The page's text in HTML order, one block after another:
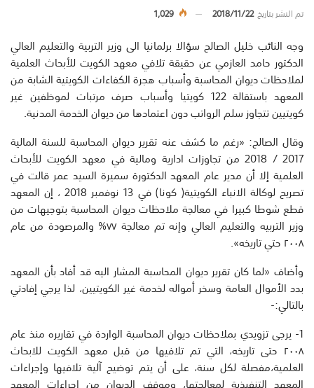
تم النشر بتاريخ2018/11/22
1,029
وجه النائب خليل الصالح سؤالا برلمانيا الى وزير التربية والتعليم العالي
الدكتور حامد العازمي عن حقيقة تلافي معهد الكويت للأبحاث العلمية
لملاحظات ديوان المحاسبة وأسباب هجرة الكفاءات الكويتية الشابة من
المعهد باستقالة 122 كويتيا وأسباب صرف مرتبات لموظفين غير
كويتيين تتجاوز سلم الرواتب دون اعتمادها من ديوان الخدمة المدنية.
وقال الصالح: «رغم ما كشف عنه تقرير ديوان المحاسبة للسنة المالية
2017 / 2018 من تجاوزات ادارية ومالية في معهد الكويت للأبحاث
العلمية إلا أن مدير عام المعهد الدكتورة سميرة السيد عمر قالت في
تصريح لوكالة الانباء الكويتية( كونا) في 13 نوفمبر 2018 ، إن المعهد
قطع شوطا كبيرا في معالجة ملاحظات ديوان المحاسبة بتوجيهات من
وزير التربيه والتعليم العالي وإنه تم معالجة ٧٧% والمرصودة من عام
٢٠٠٨ حتي تاريخه».
وأضاف «لما كان تقرير ديوان المحاسبة المشار اليه قد أفاد بأن المعهد
بدد الأموال العامة وسخر أمواله لخدمة غير الكويتيين، لذا يرجي إفادتي
بالتالي:-
1- يرجى تزويدي بملاحظات ديوان المحاسبة الواردة في تقاريره منذ عام
٢٠٠٨ حتى تاريخه، التي تم تلافيها من قبل معهد الكويت للابحاث
العلمية،مفصلة لكل سنة، على أن يتم توضيح آلية تلافيها وإجراءات
المعهد التنفيذية لمعالجتها، وموقف الديوان من إجراءات المعهد